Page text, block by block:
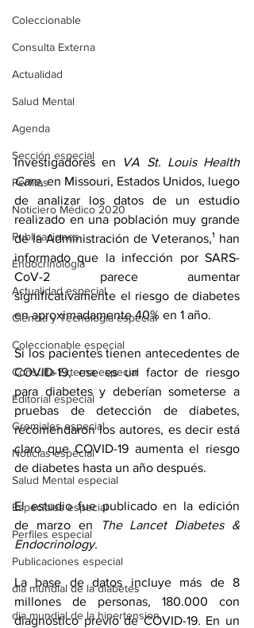
Coleccionable
Consulta Externa
Actualidad
Salud Mental
Agenda
Sección especial
Perfiles
Noticiero Médico 2020
Publicaciones
Endocrinología
Actualidad especial
Ciencia y Tecnología especial
Coleccionable especial
Consulta Externa especial
Editorial especial
Gremiales especial
Noticias especial
Salud Mental especial
Especiales especial
Perfiles especial
Publicaciones especial
dia mundial de la diabetes
dia mundial de la hipertension
Investigadores en
VA St. Louis Health
Care, en Missouri, Estados Unidos, luego
de analizar los datos de un estudio
realizado en una población muy grande
de la Administración de Veteranos,¹ han
informado que la infección por SARS-
CoV-2 parece aumentar
significativamente el riesgo de diabetes
en aproximadamente 40% en 1 año.
Si los pacientes tienen antecedentes de
COVID-19, ese es un factor de riesgo
para diabetes y deberían someterse a
pruebas de detección de diabetes,
recomendaron los autores, es decir está
claro que COVID-19 aumenta el riesgo
de diabetes hasta un año después.
El estudio fue publicado en la edición
de marzo en
The Lancet Diabetes &
Endocrinology.
La base de datos incluye más de 8
millones de personas, 180.000 con
diagnóstico previo de COVID-19. En un